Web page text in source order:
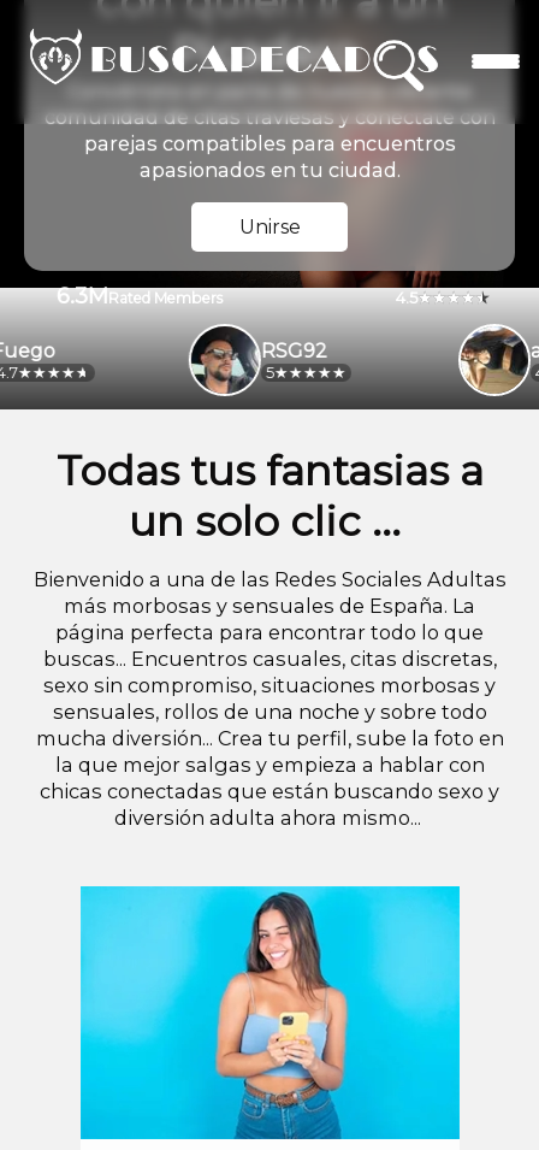
Picadero
Conviértete en parte de nuestra vibrante
comunidad de citas traviesas y conéctate con
parejas compatibles para encuentros
apasionados en tu ciudad.
Unirse
6.3MRated Members 4.5
4.2
RSG92
5
Todas tus fantasias a
un solo clic ...
Bienvenido a una de las Redes Sociales Adultas
más morbosas y sensuales de España. La
página perfecta para encontrar todo lo que
buscas... Encuentros casuales, citas discretas,
sexo sin compromiso, situaciones morbosas y
sensuales, rollos de una noche y sobre todo
mucha diversión... Crea tu perfil, sube la foto en
la que mejor salgas y empieza a hablar con
chicas conectadas que están buscando sexo y
diversión adulta ahora mismo...